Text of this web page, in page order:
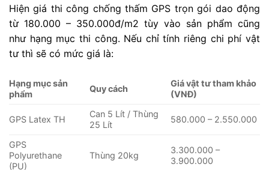
Hiện giá thi công chống thấm GPS trọn gói dao động
từ 180.000 – 350.000đ/m2 tùy vào sản phẩm cũng
như hạng mục thi công. Nếu chỉ tính riêng chi phí vật
tư thì sẽ có mức giá là:
Hạng mục sản
phẩm
Quy cách
Giá vật tư tham khảo
(VNĐ)
GPS Latex TH
Can 5 Lít / Thùng
25 Lít
580.000 – 2.550.000
GPS
Polyurethane
(PU)
Thùng 20kg
3.300.000 –
3.900.000